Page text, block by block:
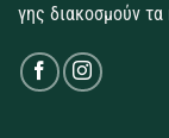
γης διακοσμούν